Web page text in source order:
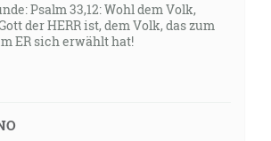
Psalm 33,12: Wohl dem Volk,
der HERR ist, dem Volk, das zum
ER sich erwählt hat!